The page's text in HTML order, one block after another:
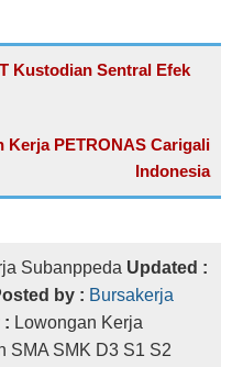
Kustodian Sentral Efek
Kerja PETRONAS Carigali
Indonesia
Subanppeda Updated :
by : Bursakerja
: Lowongan Kerja
SMA SMK D3 S1 S2